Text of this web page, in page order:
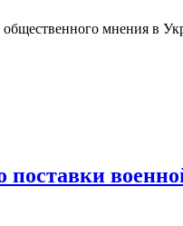
мнения в
поставки